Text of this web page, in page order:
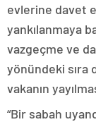
evlerine davet
yankılanmaya
vazgeçme ve
yönündeki sıra
vakanın
“Bir sabah